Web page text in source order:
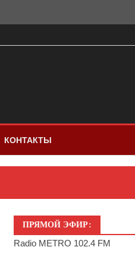
КОНТАКТЫ
ПРЯМОЙ ЭФИР:
Radio METRO 102.4 FM